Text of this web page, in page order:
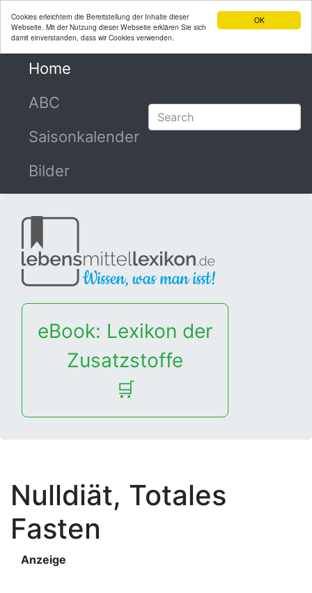
OK
Cookies erleichtern die Bereitstellung der Inhalte dieser
Webseite. Mit der Nutzung dieser Webseite erklären Sie sich
damit einverstanden, dass wir Cookies verwenden.
Home
ABC
Saisonkalender
Bilder
eBook: Lexikon der
Zusatzstoffe
🛒
Nulldiät, Totales
Fasten
Anzeige